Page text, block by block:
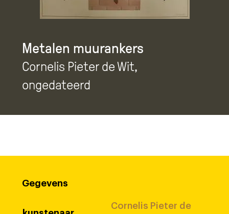
Metalen muurankers
Cornelis Pieter de Wit,
ongedateerd
Gegevens
Cornelis Pieter de